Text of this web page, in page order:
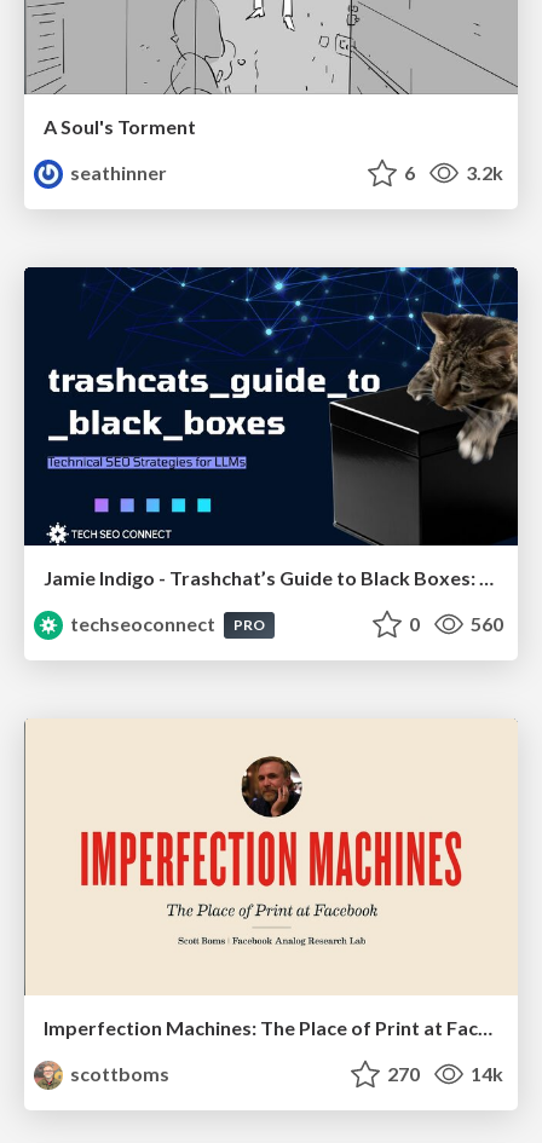
A Soul's Torment
seathinner
6 3.2k
Jamie Indigo - Trashchat’s Guide to Black Boxes: Technical SEO Tactics for LLMs
techseoconnect
PRO 0 560
Imperfection Machines: The Place of Print at Facebook
scottboms
270 14k